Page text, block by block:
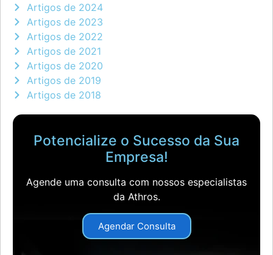
Artigos de 2024
Artigos de 2023
Artigos de 2022
Artigos de 2021
Artigos de 2020
Artigos de 2019
Artigos de 2018
Potencialize o Sucesso da Sua
Empresa!
Agende uma consulta com nossos especialistas
da Athros.
Agendar Consulta